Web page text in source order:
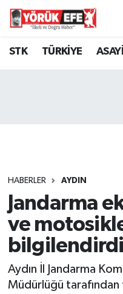
STK TÜRKİYE
HABERLER AYDIN
Jandarma
ve
bilgilendirdi
Aydın İl Jandarma
Müdürlüğü
Aydın Nöbetçi
Tüm Manşetler
Son Dakika
Haber Arşivi